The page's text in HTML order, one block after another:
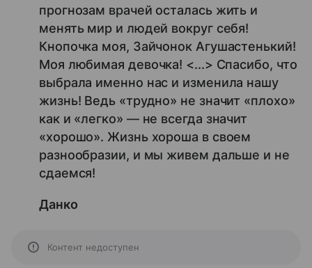
прогнозам врачей осталась жить и
менять мир и людей вокруг себя!
Кнопочка моя, Зайчонок Агушастенький!
Моя любимая девочка! <...> Спасибо, что
выбрала именно нас и изменила нашу
жизнь! Ведь «трудно» не значит «плохо»
как и «легко» — не всегда значит
«хорошо». Жизнь хороша в своем
разнообразии, и мы живем дальше и не
сдаемся!
Данко
Контент недоступен